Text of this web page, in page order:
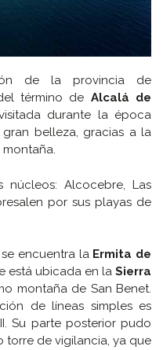
de la provincia de
término de Alcalá de
durante la época
belleza, gracias a la
Alcocebre, Las
por sus playas de
encuentra la Ermita de
está ubicada en la Sierra
montaña de San Benet.
de líneas simples es
Su parte posterior pudo
de vigilancia, ya que